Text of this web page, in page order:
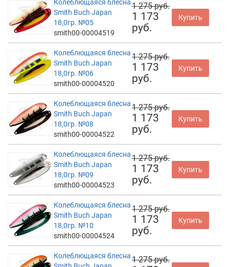
Колеблющаяся блесна
Smith Buch Japan
18,0гр. №05
smith00-00004519
1 275 руб.
1 173
руб.
Купить
Колеблющаяся блесна
Smith Buch Japan
18,0гр. №06
smith00-00004520
1 275 руб.
1 173
руб.
Купить
Колеблющаяся блесна
Smith Buch Japan
18,0гр. №08
smith00-00004522
1 275 руб.
1 173
руб.
Купить
Колеблющаяся блесна
Smith Buch Japan
18,0гр. №09
smith00-00004523
1 275 руб.
1 173
руб.
Купить
Колеблющаяся блесна
Smith Buch Japan
18,0гр. №10
smith00-00004524
1 275 руб.
1 173
руб.
Купить
Колеблющаяся блесна1 275 руб.